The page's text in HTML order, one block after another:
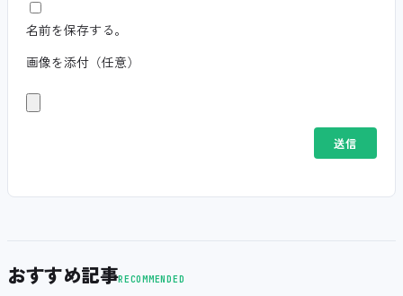
名前を保存する。
画像を添付（任意）
おすすめ記事RECOMMENDED